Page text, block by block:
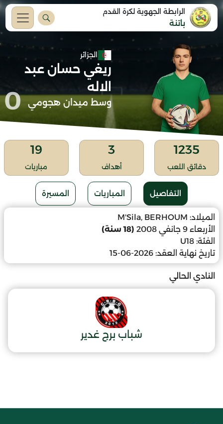
الرابطة الجهوية لكرة القدم
باتنة
الجزائر
ريغي حسان عبد
الاله
وسط ميدان هجومي 0
1235
دقائق اللعب
3
أهداف
19
مباريات
التفاصيل المباريات المسيرة
الميلاد: M'Sila, BERHOUM
الأربعاء 9 جانفي 2008
(18 سنة)
الفئة: U18
تاريخ نهاية العقد: 2026-06-15
النادي الحالي
شباب برج غدير